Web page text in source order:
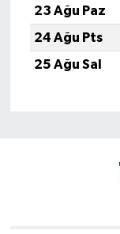
23 Ağu Paz
24 Ağu Pts
25 Ağu Sal